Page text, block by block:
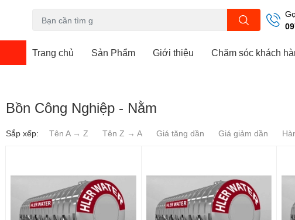
Trang chủ Sản Phẩm Giới thiệu Chăm sóc khách
Bồn Công Nghiệp - Nằm
Sắp xếp: Tên A → Z Tên Z → A Giá tăng dần Giá giảm dần